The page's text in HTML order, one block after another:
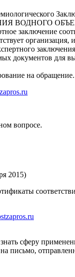
ВОДНОГО
заключение
организация,
документов для
на обращение.
вопросе.
2015)
сферу
письмо,